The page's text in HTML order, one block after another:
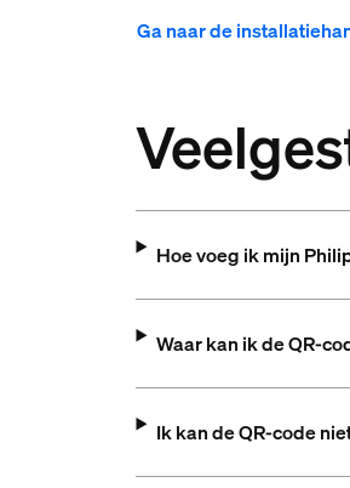
Ga naar de
Hoe voeg ik mijn
Waar kan ik de QR-
Ik kan de QR-code